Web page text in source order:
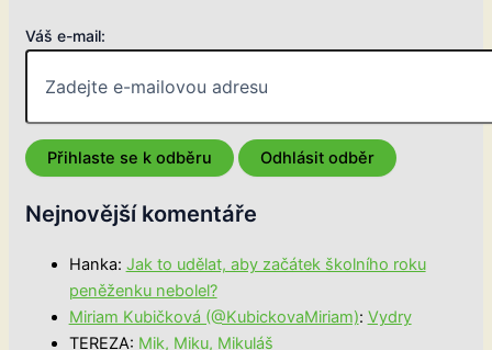
Váš e-mail:
Nejnovější komentáře
Hanka: Jak to udělat, aby začátek školního roku
peněženku nebolel?
Miriam Kubičková (@KubickovaMiriam): Vydry
TEREZA: Mik, Miku, Mikuláš